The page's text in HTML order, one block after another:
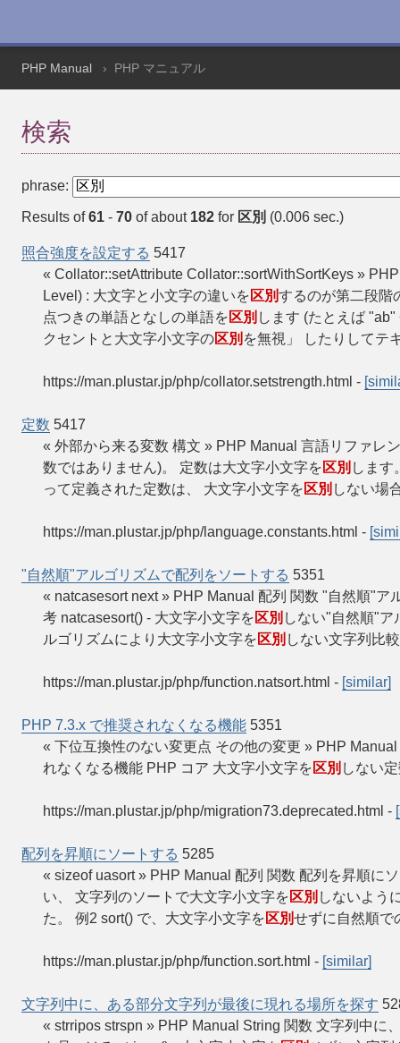
PHP Manual PHP マニュアル
検索
phrase:
Results of61 - 70 of about 182 for 区別 (0.006 sec.)
照合強度を設定する 5417
« Collator::setAttribute Collator::sortWithSortKeys »
Level) : 大文字と小文字の違いを 区別するのが第二段階
点つきの単語となしの単語を 区別 します (たとえば
クセントと大文字小文字の区別 を無視」 したりしてテ
https://man.plustar.jp/php/collator.setstrength.html -
定数 5417
« 外部から来る変数 構文 » PHP Manual 言語リファレ
数ではありません)。 定数は大文字小文字を 区別 します
って定義された定数は、 大文字小文字を 区別 しない場
https://man.plustar.jp/php/language.constants.html -
"自然順"アルゴリズムで配列をソートする 5351
« natcasesort next » PHP Manual 配列 関数 "自然順"
考 natcasesort() - 大文字小文字を 区別 しない"自然順"
ルゴリズムにより大文字小文字を 区別 しない文字列比
https://man.plustar.jp/php/function.natsort.html - [similar]
PHP 7.3.x で推奨されなくなる機能 5351
« 下位互換性のない変更点 その他の変更 » PHP
れなくなる機能 PHP コア 大文字小文字を 区別 しない
https://man.plustar.jp/php/migration73.deprecated.html -
配列を昇順にソートする 5285
« sizeof uasort » PHP Manual 配列 関数 配列を昇順に
い、 文字列のソートで大文字小文字を 区別 しないよう
た。 例2 sort() で、大文字小文字を 区別せずに自然順で
https://man.plustar.jp/php/function.sort.html - [similar]
文字列中に、ある部分文字列が最後に現れる場所を探す
« strripos strspn » PHP Manual String 関数 文字列中に